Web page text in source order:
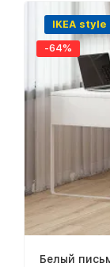
IKEA style
-64%
Белый